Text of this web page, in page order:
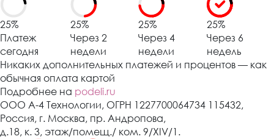
25%
Платеж
сегодня
25%
Через 2
недели
25%
Через 4
недели
25%
Через 6
недель
Никаких дополнительных платежей и процентов — как
обычная оплата картой
Подробнее на podeli.ru
ООО А-4 Технологии, ОГРН 1227700064734 115432,
Россия, г. Москва, пр. Андропова,
д.18, к. 3, этаж/помещ./ ком. 9/XIV/1.